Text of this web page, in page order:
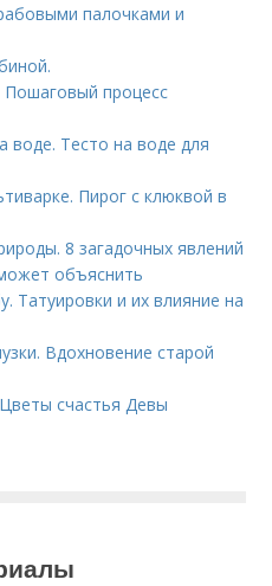
палочками и
Пошаговый процесс
воде. Тесто на воде для
Пирог с клюквой в
8 загадочных явлений
объяснить
Татуировки и их влияние на
Вдохновение старой
счастья Девы